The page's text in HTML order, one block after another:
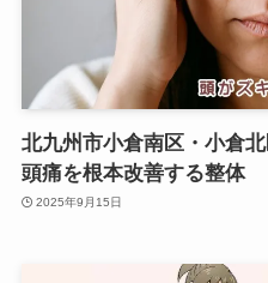
北九州市小倉南区・小倉
頭痛を根本改善する整体
2025年9月15日